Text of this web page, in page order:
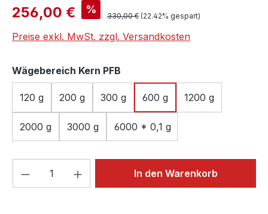
Verkaufspreis:
256,00 € % Regulärer Preis:
330,00 € (22.42% gespart)
Preise exkl. MwSt. zzgl. Versandkosten
Wägebereich Kern PFB
120 g 200 g 300 g 600 g 1200 g
2000 g 3000 g 6000 * 0,1 g
Produkt Anzahl: Gib denIn den Warenkorb